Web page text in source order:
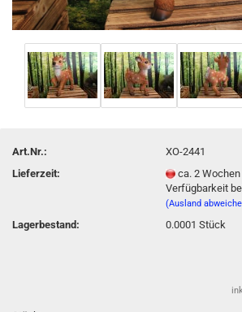
Art.Nr.:
XO-2441
Lieferzeit:
ca. 2
Verfügbarkeit
(Ausland
Lagerbestand: 0.0001Stück